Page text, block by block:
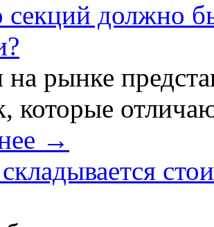
секций должно
на рынке
которые
→